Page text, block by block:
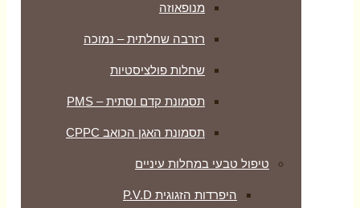
מנופאוזה
רזרבה שחלתית – נמוכה
שחלות פולציסטיות
תסמונת קדם וסתית – PMS
תסמונת האגן הכואב CPPC
טיפול טבעי במחלות עיניים
היפרדות הזגוגית P.V.D